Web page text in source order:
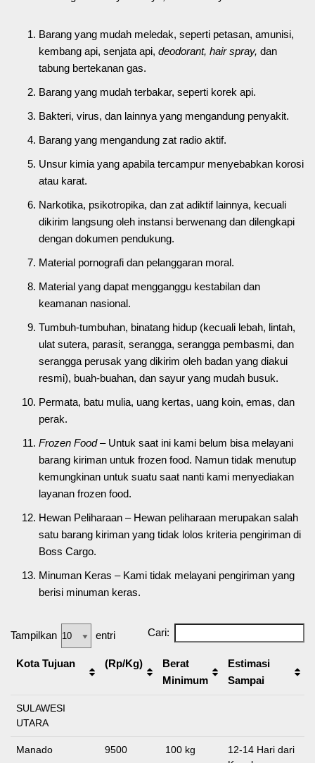
Barang yang mudah meledak, seperti petasan, amunisi,
kembang api, senjata api, deodorant, hair spray, dan
tabung bertekanan gas.
Barang yang mudah terbakar, seperti korek api.
Bakteri, virus, dan lainnya yang mengandung penyakit.
Barang yang mengandung zat radio aktif.
Unsur kimia yang apabila tercampur menyebabkan korosi
atau karat.
Narkotika, psikotropika, dan zat adiktif lainnya, kecuali
dikirim langsung oleh instansi berwenang dan dilengkapi
dengan dokumen pendukung.
Material pornografi dan pelanggaran moral.
Material yang dapat mengganggu kestabilan dan
keamanan nasional.
Tumbuh-tumbuhan, binatang hidup (kecuali lebah, lintah,
ulat sutera, parasit, serangga, serangga pembasmi, dan
serangga perusak yang dikirim oleh badan yang diakui
resmi), buah-buahan, dan sayur yang mudah busuk.
Permata, batu mulia, uang kertas, uang koin, emas, dan
perak.
Frozen Food – Untuk saat ini kami belum bisa melayani
barang kiriman untuk frozen food. Namun tidak menutup
kemungkinan untuk suatu saat nanti kami menyediakan
layanan frozen food.
Hewan Peliharaan – Hewan peliharaan merupakan salah
satu barang kiriman yang tidak lolos kriteria pengiriman di
Boss Cargo.
Minuman Keras – Kami tidak melayani pengiriman yang
berisi minuman keras.
Tampilkan entri Cari:
Kota Tujuan (Rp/Kg)
Berat
Minimum
Estimasi
Sampai
SULAWESI
UTARA
Manado 9500 100 kg
12-14 Hari dari